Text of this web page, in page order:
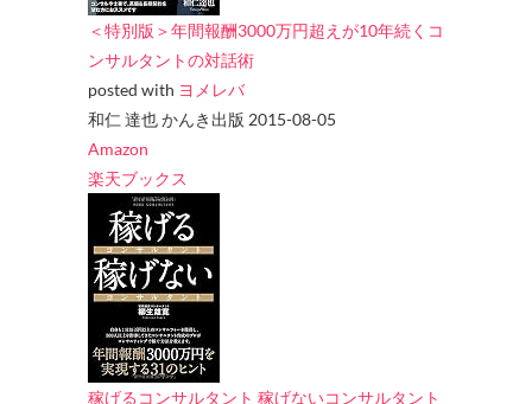
＜特別版＞年間報酬3000万円超えが10年続くコ
ンサルタントの対話術
posted with ヨメレバ
和仁 達也 かんき出版 2015-08-05
Amazon
楽天ブックス
稼げるコンサルタント 稼げないコンサルタント